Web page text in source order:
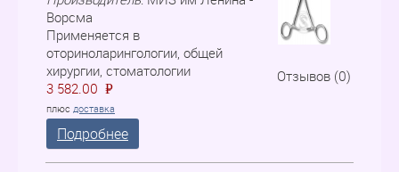
Отзывов (0)
Ворсма
Применяется в
оториноларингологии, общей
хирургии, стоматологии
3 582.00
=
P
плюс доставка
Подробнее